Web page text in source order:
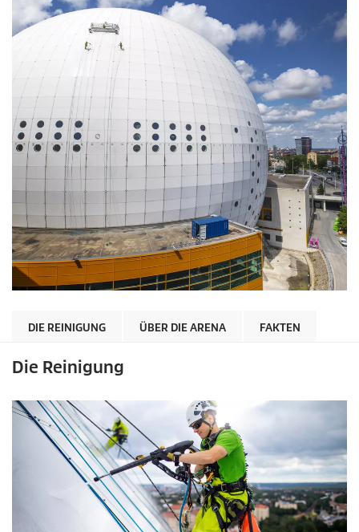
DIE REINIGUNG ÜBER DIE ARENA FAKTEN
Die Reinigung